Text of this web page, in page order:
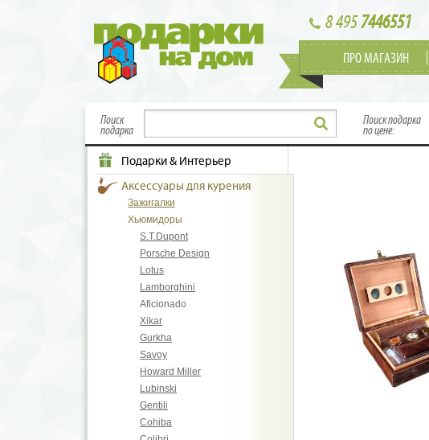
8 4957446551
ПРО МАГАЗИН
Поиск
подарка
Поиск подарка
по цене:
Подарки & Интерьер
Аксессуары для курения
Зажигалки
Хьюмидоры
S.T.Dupont
Porsche Design
Lotus
Lamborghini
Aficionado
Xikar
Gurkha
Savoy
Howard Miller
Lubinski
Gentili
Cohiba